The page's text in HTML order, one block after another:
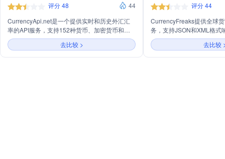
评分 48
44
CurrencyApi.net是一个提供实时和历史外汇汇
率的API服务，支持152种货币、加密货币和贵
金属。该公司的API以JSON或XML格式提供简
单易用的接口，便于集成到移动应用、网站、电
子商务平台等。其数据存储在全球200多个服务
去比较 >
评分 44
CurrencyFreaks提供全球
务，支持JSON和XML格式
率、历史数据等多种功能
划。
去比较